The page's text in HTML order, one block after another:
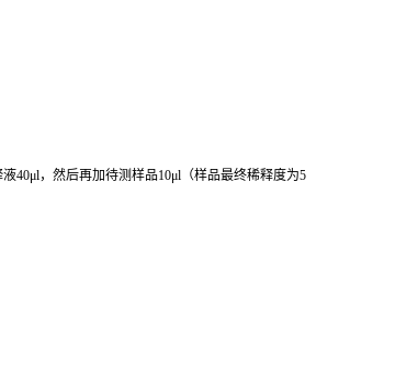
液40μl，然后再加待测样品10μl （样品最终稀释度为5